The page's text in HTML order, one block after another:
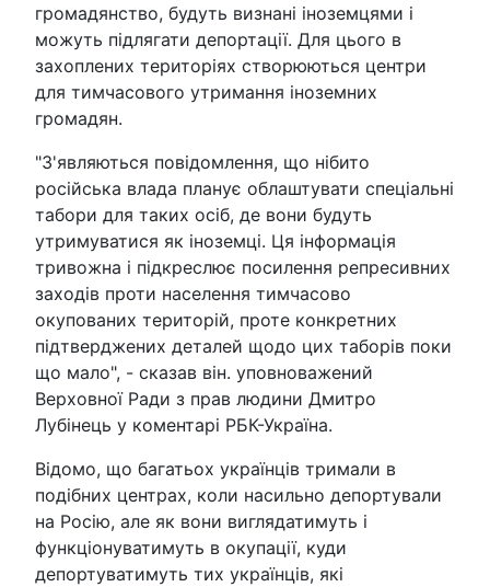
громадянство, будуть визнані іноземцями і
можуть підлягати депортації. Для цього в
захоплених територіях створюються центри
для тимчасового утримання іноземних
громадян.
"З'являються повідомлення, що нібито
російська влада планує облаштувати спеціальні
табори для таких осіб, де вони будуть
утримуватися як іноземці. Ця інформація
тривожна і підкреслює посилення репресивних
заходів проти населення тимчасово
окупованих територій, проте конкретних
підтверджених деталей щодо цих таборів поки
що мало", - сказав він. уповноважений
Верховної Ради з прав людини Дмитро
Лубінець у коментарі РБК-Україна.
Відомо, що багатьох українців тримали в
подібних центрах, коли насильно депортували
на Росію, але як вони виглядатимуть і
функціонуватимуть в окупації, куди
депортуватимуть тих українців, які